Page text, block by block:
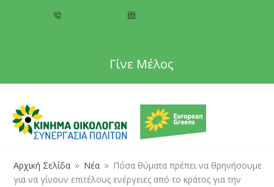
Γίνε Μέλος
Αρχική Σελίδα 9 Νέα 9
Πόσα θύματα πρέπει να θρηνήσουμε
για να γίνουν επιτέλους ενέργειες από το κράτος για την